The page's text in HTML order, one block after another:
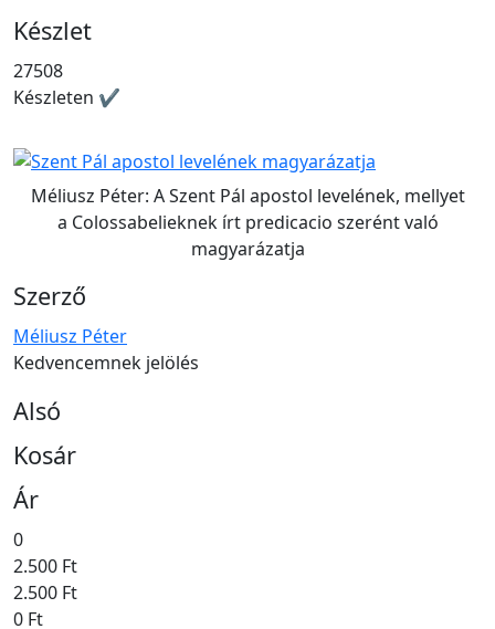
Készlet
27508
Készleten ✔
Méliusz Péter: A Szent Pál apostol levelének, mellyet
a Colossabelieknek írt predicacio szerént való
magyarázatja
Szerző
Méliusz Péter
Kedvencemnek jelölés
Alsó
Kosár
Ár
0
2.500 Ft
2.500 Ft
0 Ft